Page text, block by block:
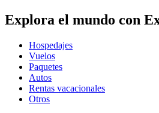
Explora el mundo con
Hospedajes
Vuelos
Paquetes
Autos
Rentas vacacionales
Otros